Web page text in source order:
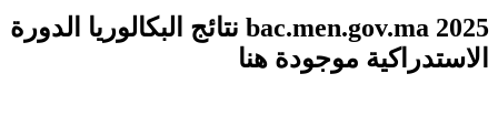
bac.men.gov.ma 2025 نتائج البكالوريا الدورة
الاستدراكية موجودة هنا